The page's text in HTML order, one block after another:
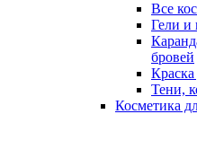
Все
Гели и
бровей
Краска
Тени,
Косметика